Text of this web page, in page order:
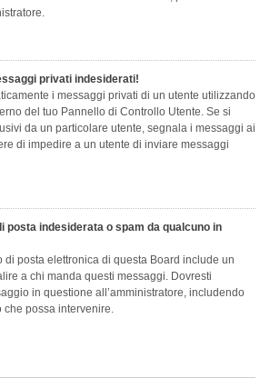
privati indesiderati!
i messaggi privati ​​di un utente utilizzando
del tuo Pannello di Controllo Utente. Se si
da un particolare utente, segnala i messaggi ai
di impedire a un utente di inviare messaggi
posta indesiderata o spam da qualcuno in
di posta elettronica di questa Board include un
a chi manda questi messaggi. Dovresti
in questione all’amministratore, includendo
che possa intervenire.